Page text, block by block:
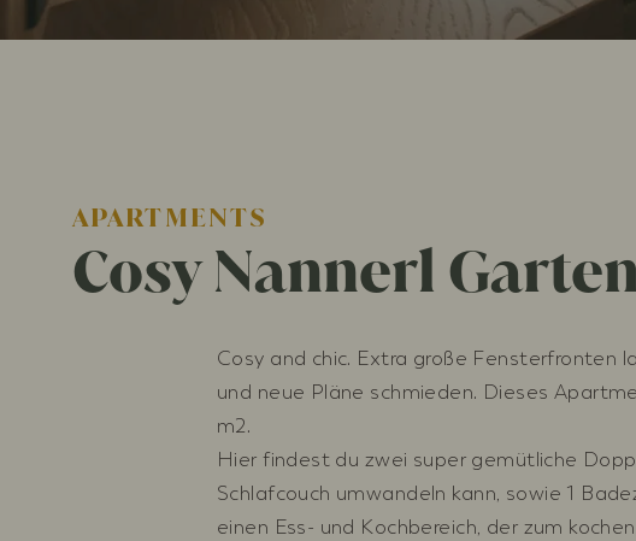
APARTMENTS
Cosy Nannerl
Cosy and chic. Extra große Fensterfronten
und neue Pläne schmieden. Dieses
m2.
Hier findest du zwei super gemütliche
Schlafcouch umwandeln kann, sowie 1
einen Ess- und Kochbereich, der zum